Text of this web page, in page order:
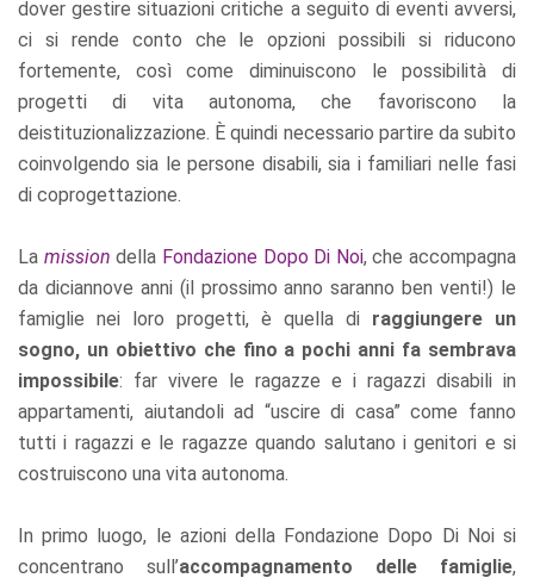
dover gestire situazioni critiche a seguito di eventi avversi,
ci si rende conto che le opzioni possibili si riducono
fortemente, così come diminuiscono le possibilità di
progetti di vita autonoma, che favoriscono la
deistituzionalizzazione. È quindi necessario partire da subito
coinvolgendo sia le persone disabili, sia i familiari nelle fasi
di coprogettazione.
La mission della Fondazione Dopo Di Noi, che accompagna
da diciannove anni (il prossimo anno saranno ben venti!) le
famiglie nei loro progetti, è quella di raggiungere un
sogno, un obiettivo che fino a pochi anni fa sembrava
impossibile: far vivere le ragazze e i ragazzi disabili in
appartamenti, aiutandoli ad “uscire di casa” come fanno
tutti i ragazzi e le ragazze quando salutano i genitori e si
costruiscono una vita autonoma.
In primo luogo, le azioni della Fondazione Dopo Di Noi si
concentrano sull’accompagnamento delle famiglie,